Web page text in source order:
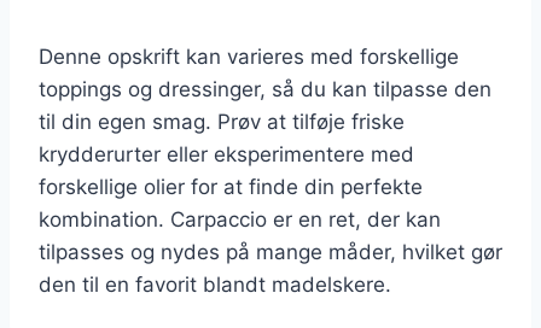
Denne opskrift kan varieres med forskellige
toppings og dressinger, så du kan tilpasse den
til din egen smag. Prøv at tilføje friske
krydderurter eller eksperimentere med
forskellige olier for at finde din perfekte
kombination. Carpaccio er en ret, der kan
tilpasses og nydes på mange måder, hvilket gør
den til en favorit blandt madelskere.